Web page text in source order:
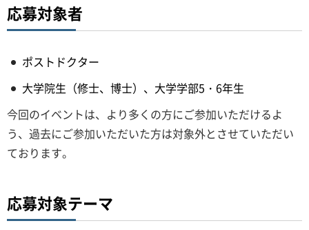
応募対象者
ポストドクター
大学院生（修士、博士）、大学学部5・6年生
今回のイベントは、より多くの方にご参加いただけるよ
う、過去にご参加いただいた方は対象外とさせていただい
ております。
応募対象テーマ